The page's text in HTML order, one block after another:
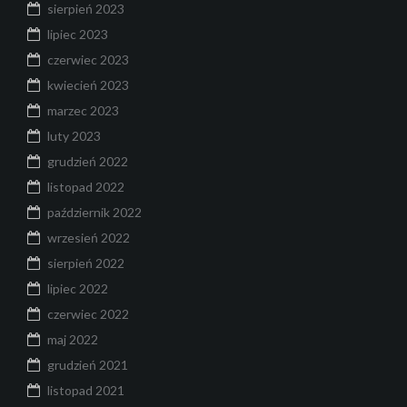
sierpień 2023
lipiec 2023
czerwiec 2023
kwiecień 2023
marzec 2023
luty 2023
grudzień 2022
listopad 2022
październik 2022
wrzesień 2022
sierpień 2022
lipiec 2022
czerwiec 2022
maj 2022
grudzień 2021
listopad 2021